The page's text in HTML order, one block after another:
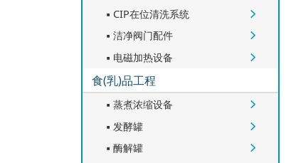
 CIP在位清洗系统 
 洁净阀门配件 
 电磁加热设备 
食(乳)品工程
 蒸煮浓缩设备 
 发酵罐 
 酶解罐 